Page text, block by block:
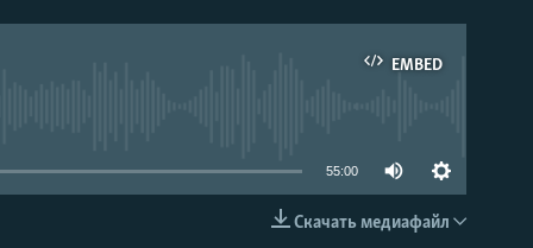
EMBED
EMBED
55:00
Скачать медиафайл